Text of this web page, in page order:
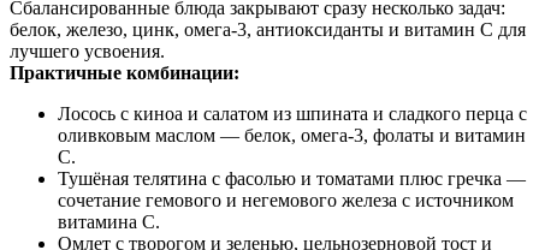
Сбалансированные блюда закрывают сразу несколько задач:
белок, железо, цинк, омега‑3, антиоксиданты и витамин C для
лучшего усвоения.
Практичные комбинации:
Лосось с киноа и салатом из шпината и сладкого перца с
оливковым маслом — белок, омега‑3, фолаты и витамин
C.
Тушёная телятина с фасолью и томатами плюс гречка —
сочетание гемового и негемового железа с источником
витамина C.
Омлет с творогом и зеленью, цельнозерновой тост и